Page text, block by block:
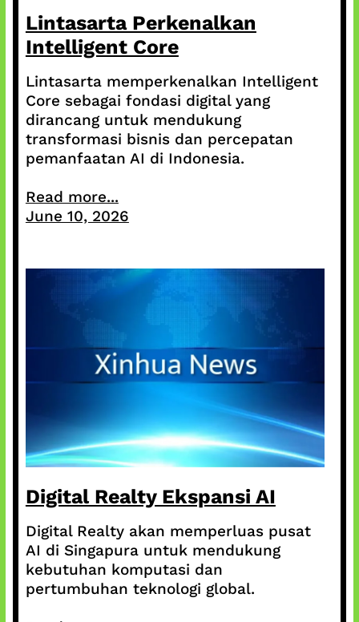
Lintasarta Perkenalkan
Intelligent Core
Lintasarta memperkenalkan Intelligent
Core sebagai fondasi digital yang
dirancang untuk mendukung
transformasi bisnis dan percepatan
pemanfaatan AI di Indonesia.
Read more...
June 10, 2026
Digital Realty Ekspansi AI
Digital Realty akan memperluas pusat
AI di Singapura untuk mendukung
kebutuhan komputasi dan
pertumbuhan teknologi global.